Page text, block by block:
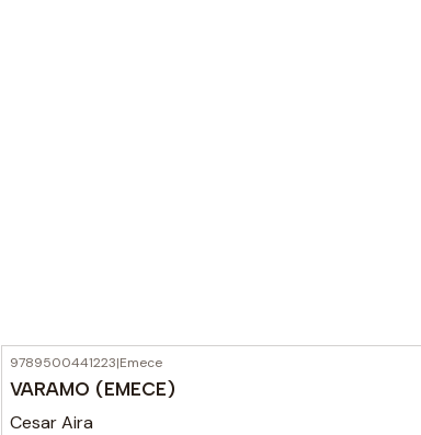
9789500441223|Emece
VARAMO (EMECE)
Cesar Aira